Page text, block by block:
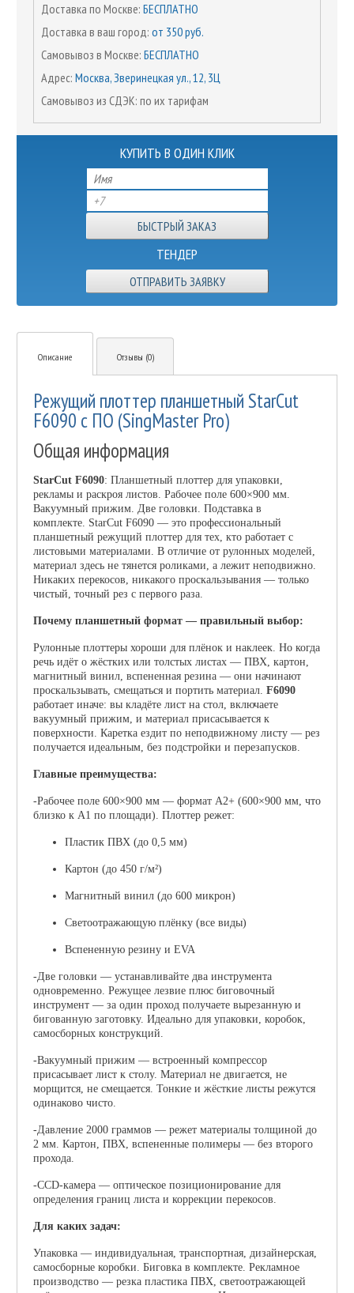
Доставка по Москве: БЕСПЛАТНО
Доставка в ваш город: от 350 руб.
Самовывоз в Москве: БЕСПЛАТНО
Адрес: Москва, Зверинецкая ул., 12, 3Ц
Самовывоз из СДЭК: по их тарифам
КУПИТЬ В ОДИН КЛИК
ТЕНДЕР
ОТПРАВИТЬ ЗАЯВКУ
Описание Отзывы (0)
Режущий плоттер планшетный StarCut
F6090 с ПО (SingMaster Pro)
Общая информация
StarCut F6090: Планшетный плоттер для упаковки,
рекламы и раскроя листов. Рабочее поле 600×900 мм.
Вакуумный прижим. Две головки. Подставка в
комплекте. StarCut F6090 — это профессиональный
планшетный режущий плоттер для тех, кто работает с
листовыми материалами. В отличие от рулонных моделей,
материал здесь не тянется роликами, а лежит неподвижно.
Никаких перекосов, никакого проскальзывания — только
чистый, точный рез с первого раза.
Почему планшетный формат — правильный выбор:
Рулонные плоттеры хороши для плёнок и наклеек. Но когда
речь идёт о жёстких или толстых листах — ПВХ, картон,
магнитный винил, вспененная резина — они начинают
проскальзывать, смещаться и портить материал. F6090
работает иначе: вы кладёте лист на стол, включаете
вакуумный прижим, и материал присасывается к
поверхности. Каретка ездит по неподвижному листу — рез
получается идеальным, без подстройки и перезапусков.
Главные преимущества:
-Рабочее поле 600×900 мм— формат A2+ (600×900 мм, что
близко к A1 по площади). Плоттер режет:
Пластик ПВХ (до 0,5 мм)
Картон (до 450 г/м²)
Магнитный винил (до 600 микрон)
Светоотражающую плёнку (все виды)
Вспененную резину и EVA
-Две головки — устанавливайте два инструмента
одновременно. Режущее лезвие плюс биговочный
инструмент — за один проход получаете вырезанную и
бигованную заготовку. Идеально для упаковки, коробок,
самосборных конструкций.
-Вакуумный прижим— встроенный компрессор
присасывает лист к столу. Материал не двигается, не
морщится, не смещается. Тонкие и жёсткие листы режутся
одинаково чисто.
-Давление 2000 граммов — режет материалы толщиной до
2 мм. Картон, ПВХ, вспененные полимеры — без второго
прохода.
-CCD-камера— оптическое позиционирование для
определения границ листа и коррекции перекосов.
Для каких задач:
Упаковка— индивидуальная, транспортная, дизайнерская,
самосборные коробки. Биговка в комплекте. Рекламное
производство— резка пластика ПВХ, светоотражающей